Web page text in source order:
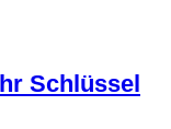
Schlüssel